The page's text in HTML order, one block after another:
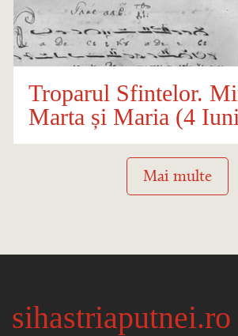
Troparul Sfintelor.
Marta și Maria (4
Mai multe
sihastriaputnei.ro